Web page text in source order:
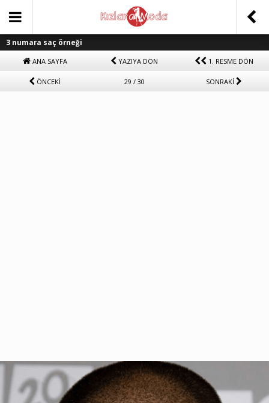
3 numara saç örneği
ANA SAYFA YAZIYA DÖN 1. RESME DÖN
ÖNCEKİ 29 / 30 SONRAKİ